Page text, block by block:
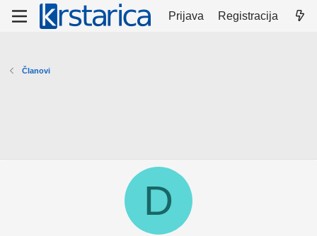
Prijava Registracija
Članovi
D